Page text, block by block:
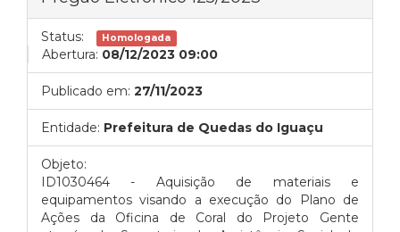
Status: Homologada
Abertura: 08/12/2023 09:00
Publicado em: 27/11/2023
Entidade: Prefeitura de Quedas do Iguaçu
Objeto:
ID1030464 - Aquisição de materiais e
equipamentos visando a execução do Plano de
Ações da Oficina de Coral do Projeto Gente